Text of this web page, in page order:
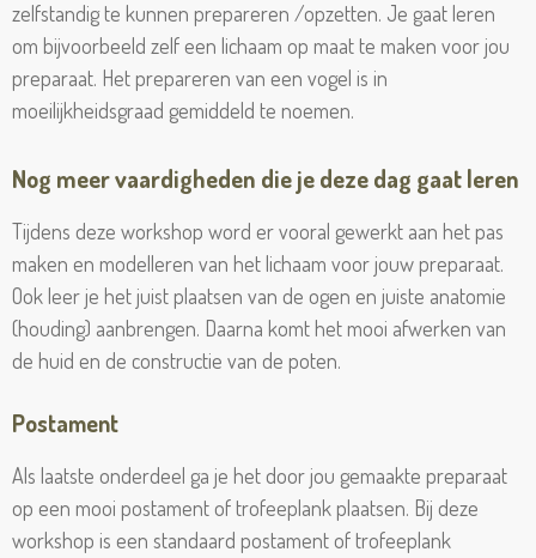
zelfstandig te kunnen prepareren /opzetten. Je gaat leren
om bijvoorbeeld zelf een lichaam op maat te maken voor jou
preparaat. Het prepareren van een vogel is in
moeilijkheidsgraad gemiddeld te noemen.
Nog meer vaardigheden die je deze dag gaat leren
Tijdens deze workshop word er vooral gewerkt aan het pas
maken en modelleren van het lichaam voor jouw preparaat.
Ook leer je het juist plaatsen van de ogen en juiste anatomie
(houding) aanbrengen. Daarna komt het mooi afwerken van
de huid en de constructie van de poten.
Postament
Als laatste onderdeel ga je het door jou gemaakte preparaat
op een mooi postament of trofeeplank plaatsen. Bij deze
workshop is een standaard postament of trofeeplank